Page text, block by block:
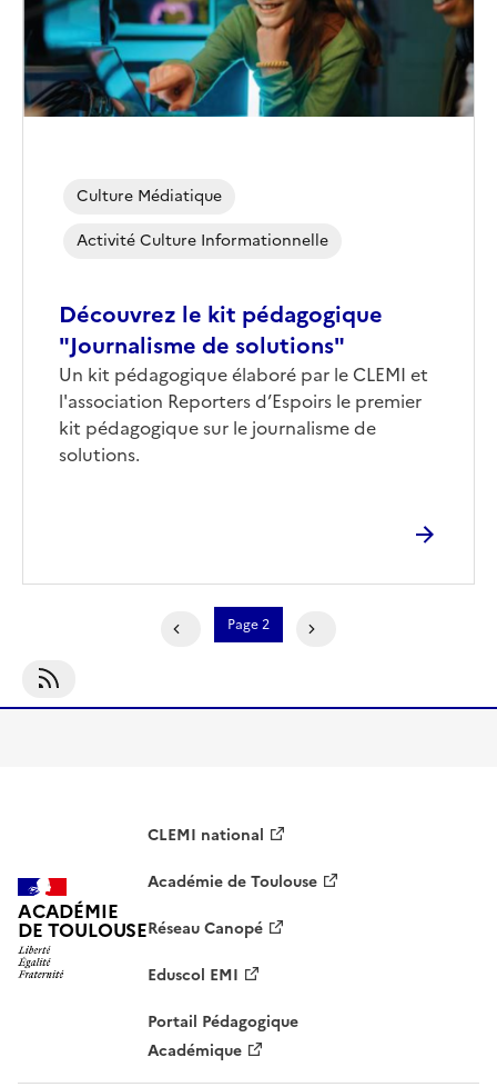
Découvrez le kit pédagogique
"Journalisme de solutions"
Corps
Un kit pédagogique élaboré par le CLEMI et
l'association Reporters d’Espoirs le premier
kit pédagogique sur le journalisme de
solutions.
Culture Médiatique
Activité Culture Informationnelle
Pagination
Page Précédente
Page 2
S'abonner À Activité Culture Informationnelle
ACADÉMIE
DE TOULOUSE
CLEMI national
Académie de Toulouse
Réseau Canopé
Eduscol EMI
Portail Pédagogique
Académique